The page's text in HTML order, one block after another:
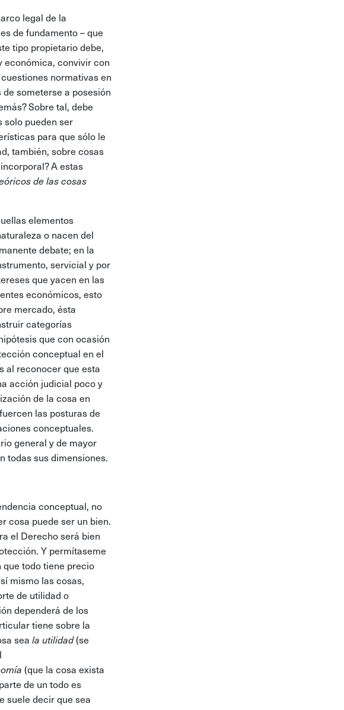
legal de la
de fundamento – que
tipo propietario debe,
económica, convivir con
normativas en
someterse a posesión
Sobre tal, debe
solo pueden ser
para que sólo le
también, sobre cosas
A estas
de las cosas
elementos
o nacen del
debate; en la
servicial y por
que yacen en las
económicos, esto
mercado, ésta
categorías
que con ocasión
conceptual en el
al reconocer que esta
acción judicial poco y
de la cosa en
las posturas de
conceptuales.
general y de mayor
todas sus dimensiones.
conceptual, no
cosa puede ser un bien.
el Derecho será bien
Y permítaseme
que todo tiene precio
mismo las cosas,
de utilidad o
dependerá de los
tiene sobre la
sea la utilidad(se
(que la cosa exista
de un todo es
suele decir que sea